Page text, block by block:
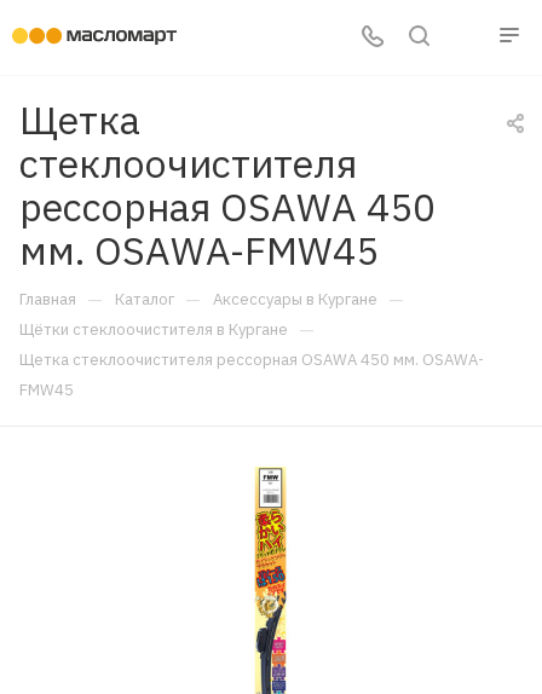
Щетка
стеклоочистителя
рессорная OSAWA 450
мм. OSAWA-FMW45
Главная — Каталог — Аксессуары в Кургане —
Щётки стеклоочистителя в Кургане —
Щетка стеклоочистителя рессорная OSAWA 450 мм. OSAWA-
FMW45